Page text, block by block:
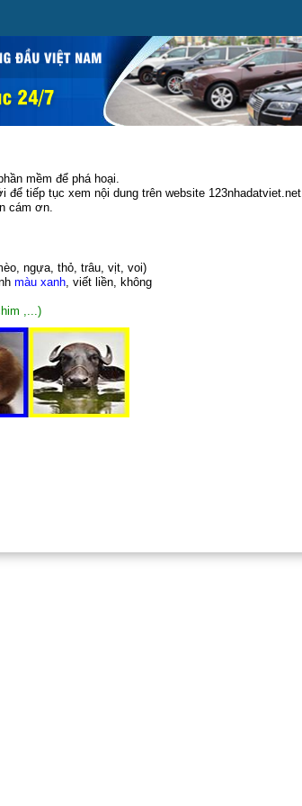
mềm để phá hoại.
tiếp tục xem nội dung trên website 123nhadatviet.net
cám ơn.
ngựa, thỏ, trâu, vịt, voi)
màu xanh, viết liền, không
,...)